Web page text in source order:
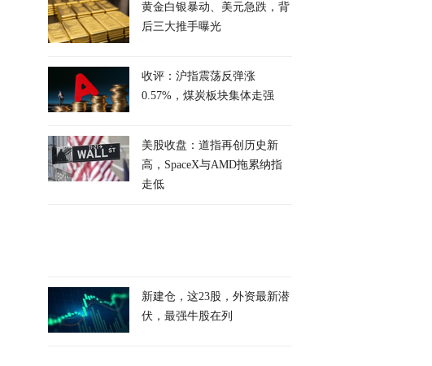
黄金白银暴动、美元急跌，背
后三大推手曝光
收评：沪指震荡反弹涨
0.57%，煤炭板块集体走强
美股收盘：道指再创历史新
高，SpaceX与AMD拖累纳指
走低
新建仓，这23股，外资最新潜
伏，最强牛股在列